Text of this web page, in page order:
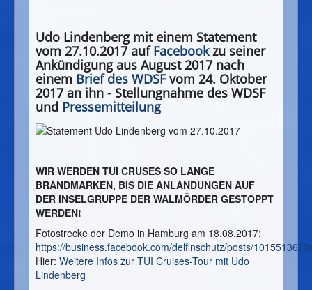
Udo Lindenberg mit einem Statement
vom 27.10.2017 aufFacebookzu seiner
Ankündigung aus August 2017 nach
einem Brief des WDSFvom 24. Oktober
2017 an ihn - Stellungnahme des WDSF
und Pressemitteilung
WIR WERDEN TUI CRUSES SO LANGE
BRANDMARKEN, BIS DIE ANLANDUNGEN AUF
DER INSELGRUPPE DER WALMÖRDER GESTOPPT
WERDEN!
Fotostrecke der Demo in Hamburg am 18.08.2017:
https://business.facebook.com/delfinschutz/posts/
Hier: Weitere Infos zur TUI Cruises-Tour mit Udo
Lindenberg